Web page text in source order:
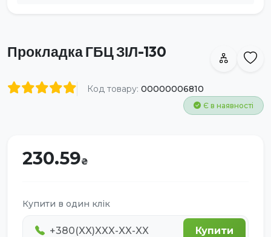
Прокладка ГБЦ ЗІЛ-130
Код товару: 00000006810
Є в наявності
230.59
Купити в один клік
Купити